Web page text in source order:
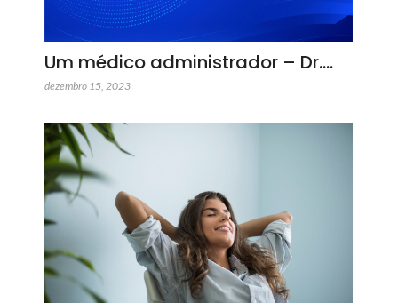
Um médico administrador – Dr.…
dezembro 15, 2023